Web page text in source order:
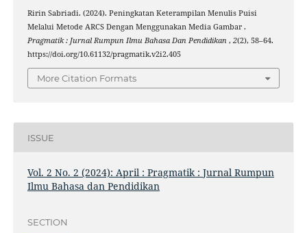
Ririn Sabriadi. (2024). Peningkatan Keterampilan Menulis Puisi
Melalui Metode ARCS Dengan Menggunakan Media Gambar .
Pragmatik : Jurnal Rumpun Ilmu Bahasa Dan Pendidikan , 2(2), 58–64.
https://doi.org/10.61132/pragmatik.v2i2.405
More Citation Formats
ISSUE
Vol. 2 No. 2 (2024): April : Pragmatik : Jurnal Rumpun
Ilmu Bahasa dan Pendidikan
SECTION